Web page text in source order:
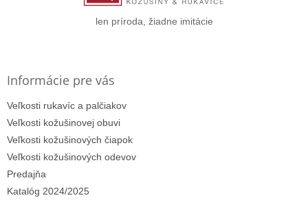
len príroda, žiadne imitácie
Informácie pre vás
Veľkosti rukavíc a palčiakov
Veľkosti kožušinovej obuvi
Veľkosti kožušinových čiapok
Veľkosti kožušinových odevov
Predajňa
Katalóg 2024/2025